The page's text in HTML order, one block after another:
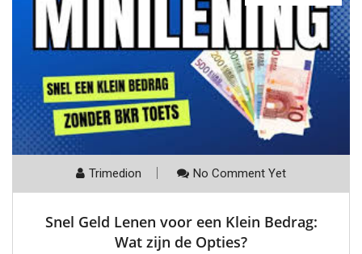
Trimedion No Comment Yet
Snel Geld Lenen voor een Klein Bedrag:
Wat zijn de Opties?